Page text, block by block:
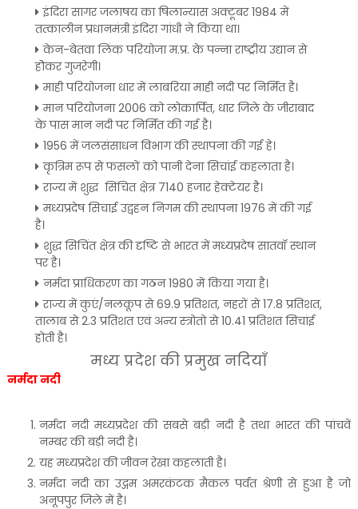
इंदिरा सागर जलाषय का षिलान्यास अक्टूबर 1984 में
तत्कालीन प्रधानमंत्री इंदिरा गांधी ने किया था।
केन-बेतवा लिंक परियोजा म.प्र. के पन्ना राष्ट्रीय उद्यान से
होेकर गुजरेगी।
माही परियोजना धार में लाबरिया माही नदी पर निर्मित है।
मान परियोजना 2006 को लोकार्पित, धार जिले के जीराबाद
के पास मान नदी पर निर्मित की गई है।
1956 में जलसंसाधन विभाग की स्थापना की गई हे।
कृत्रिम रूप से फसलों को पानी देना सिचांई कहलाता है।
राज्य में शुद्ध सिंचित क्षेत्र 7140 हजार हेक्टेयर है।
मध्यप्रदेष सिचाई उद्वहन निगम की स्थापना 1976 में की गई
है।
शुद्ध सिचिंत क्षेत्र की दृष्टि से भारत में मध्यप्रदेष सातवॉ स्थान
पर है।
नर्मदा प्राधिकरण का गठन 1980 में किया गया है।
राज्य में कुएं/नलकूप से 69.9 प्रतिशत, नहरों से 17.8 प्रतिशत,
तालाब से 2.3 प्रतिशत एवं अन्य स्त्रोतो से 10.41 प्रतिशत सिचांई
होती है।
मध्य प्रदेश की प्रमुख नदियाँ
नर्मदा नदी
नर्मदा नदी मध्यप्रदेश की सबसे बड़ी नदी है तथा भारत की पांचवें
नम्बर की बड़ी नदी है।
यह मध्यप्रदेश की जीवन रेखा कहलाती है।
नर्मदा नदी का उद्गम अमरकंटक मैकल पर्वत श्रेणी से हुआ है जो
अनूपपुर जिले में है।